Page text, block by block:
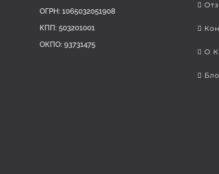
ОГРН: ‎1065032051908
КПП: 503201001
ОКПО: 93731475
О